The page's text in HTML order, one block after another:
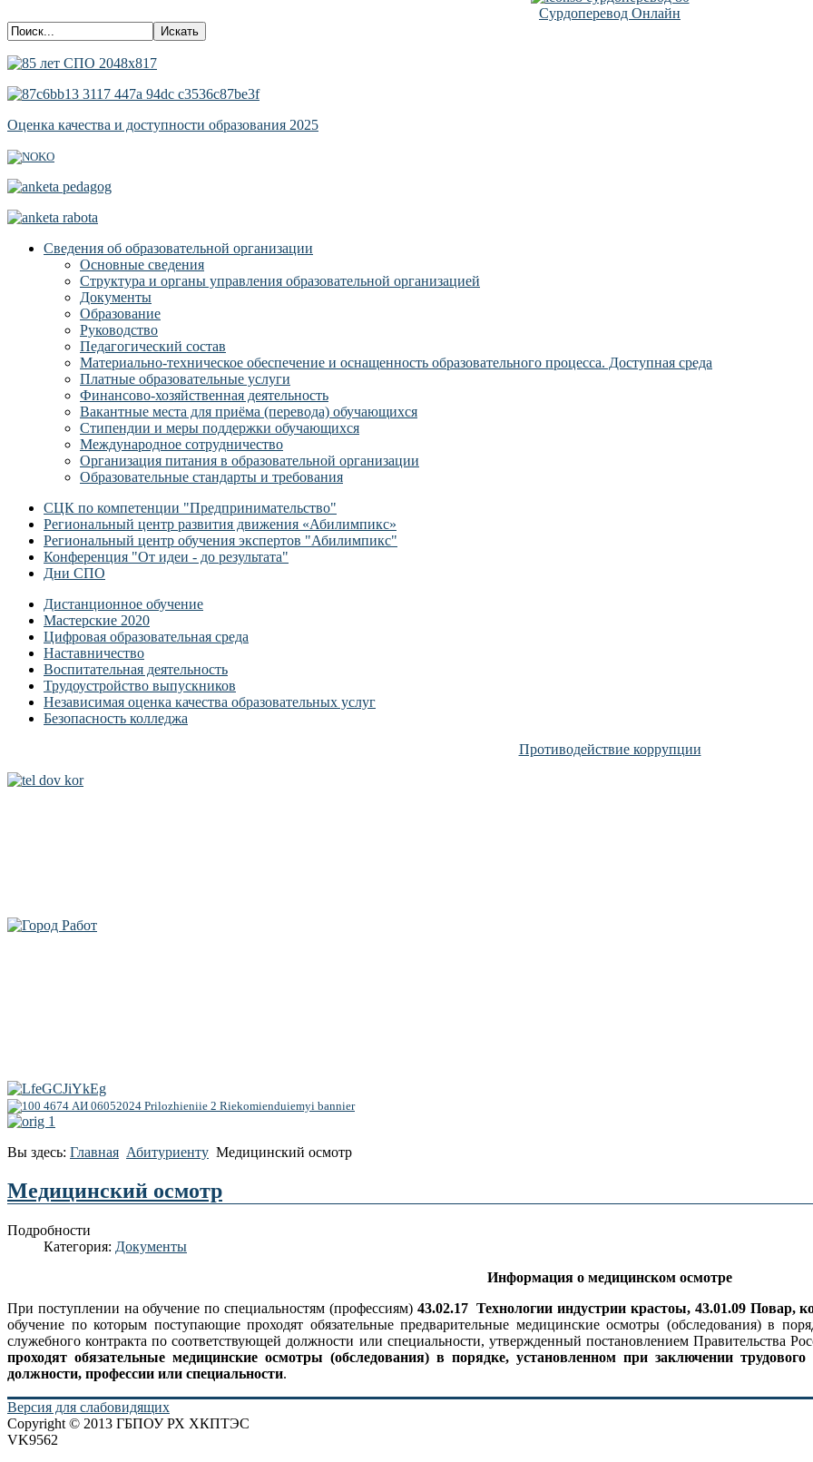
Сурдоперевод Онлайн
Оценка качества и доступности образования 2025
Сведения об образовательной организации
Основные сведения
Структура и органы управления образовательной организацией
Документы
Образование
Руководство
Педагогический состав
Материально-техническое обеспечение и оснащенность образовательного процесса. Доступная среда
Платные образовательные услуги
Финансово-хозяйственная деятельность
Вакантные места для приёма (перевода) обучающихся
Стипендии и меры поддержки обучающихся
Международное сотрудничество
Организация питания в образовательной организации
Образовательные стандарты и требования
СЦК по компетенции "Предпринимательство"
Региональный центр развития движения «Абилимпикс»
Региональный центр обучения экспертов "Абилимпикс"
Конференция "От идеи - до результата"
Дни СПО
Дистанционное обучение
Мастерские 2020
Цифровая образовательная среда
Наставничество
Воспитательная деятельность
Трудоустройство выпускников
Независимая оценка качества образовательных услуг
Безопасность колледжа
Противодействие коррупции
Вы здесь: Главная Абитуриенту Медицинский осмотр
Медицинский осмотр
Подробности
Категория: Документы
Информация о медицинском осмотре
При поступлении на обучение по специальностям (профессиям) 43.02.17 Технологии индустрии крастоы, 43.01.09 Повар,
обучение по которым поступающие проходят обязательные предварительные медицинские осмотры (обследования) в
служебного контракта по соответствующей должности или специальности, утвержденный постановлением Правительства
проходят обязательные медицинские осмотры (обследования) в порядке, установленном при заключении
должности, профессии или специальности.
Версия для слабовидящих
Copyright © 2013 ГБПОУ РХ ХКПТЭС
VK9562